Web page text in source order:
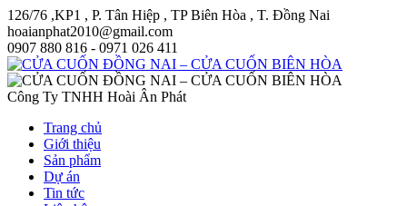
126/76 ,KP1 , P. Tân Hiệp , TP Biên Hòa , T. Đồng Nai
hoaianphat2010@gmail.com
0907 880 816 - 0971 026 411
Công Ty TNHH Hoài Ân Phát
Trang chủ
Giới thiệu
Sản phẩm
Dự án
Tin tức